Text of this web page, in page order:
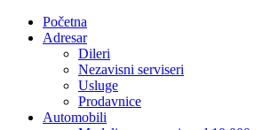
Početna
Adresar
Dileri
Nezavisni serviseri
Usluge
Prodavnice
Automobili